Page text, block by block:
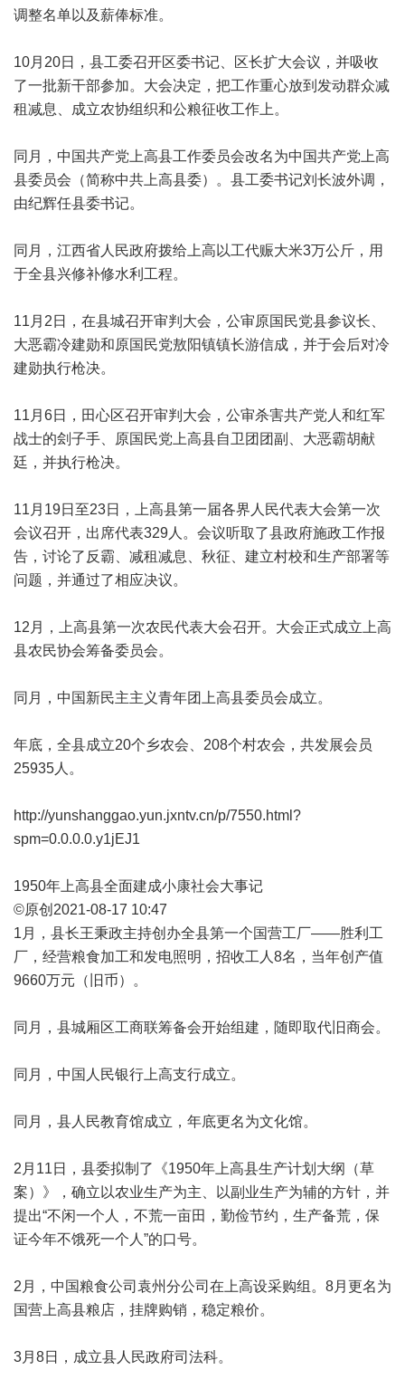
调整名单以及薪俸标准。
10月20日，县工委召开区委书记、区长扩大会议，并吸收
了一批新干部参加。大会决定，把工作重心放到发动群众减
租减息、成立农协组织和公粮征收工作上。
同月，中国共产党上高县工作委员会改名为中国共产党上高
县委员会（简称中共上高县委）。县工委书记刘长波外调，
由纪辉任县委书记。
同月，江西省人民政府拨给上高以工代赈大米3万公斤，用
于全县兴修补修水利工程。
11月2日，在县城召开审判大会，公审原国民党县参议长、
大恶霸冷建勋和原国民党敖阳镇镇长游信成，并于会后对冷
建勋执行枪决。
11月6日，田心区召开审判大会，公审杀害共产党人和红军
战士的刽子手、原国民党上高县自卫团团副、大恶霸胡献
廷，并执行枪决。
11月19日至23日，上高县第一届各界人民代表大会第一次
会议召开，出席代表329人。会议听取了县政府施政工作报
告，讨论了反霸、减租减息、秋征、建立村校和生产部署等
问题，并通过了相应决议。
12月，上高县第一次农民代表大会召开。大会正式成立上高
县农民协会筹备委员会。
同月，中国新民主主义青年团上高县委员会成立。
年底，全县成立20个乡农会、208个村农会，共发展会员
25935人。
http://yunshanggao.yun.jxntv.cn/p/7550.html?
spm=0.0.0.0.y1jEJ1
1950年上高县全面建成小康社会大事记
©原创2021-08-17 10:47
1月，县长王秉政主持创办全县第一个国营工厂——胜利工
厂，经营粮食加工和发电照明，招收工人8名，当年创产值
9660万元（旧币）。
同月，县城厢区工商联筹备会开始组建，随即取代旧商会。
同月，中国人民银行上高支行成立。
同月，县人民教育馆成立，年底更名为文化馆。
2月11日，县委拟制了《1950年上高县生产计划大纲（草
案）》，确立以农业生产为主、以副业生产为辅的方针，并
提出“不闲一个人，不荒一亩田，勤俭节约，生产备荒，保
证今年不饿死一个人”的口号。
2月，中国粮食公司袁州分公司在上高设采购组。8月更名为
国营上高县粮店，挂牌购销，稳定粮价。
3月8日，成立县人民政府司法科。